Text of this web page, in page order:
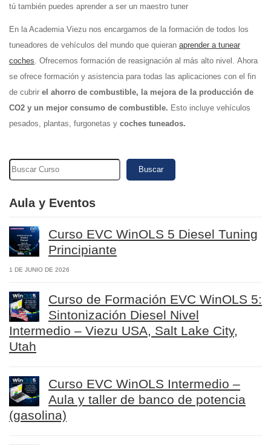
tú también puedes aprender a ser un maestro tuner
En la Academia Viezu nos encargamos de la formación de todos los
tuneadores de vehículos del mundo que quieran aprender a tunear
coches. Ofrecemos formación de reasignación al más alto nivel. Ahora
se ofrece formación y asistencia para todas las aplicaciones con el fin
de cubrir el ahorro de combustible, la mejora de la producción de
CO2 y un mejor consumo de combustible. Esto incluye vehículos
pesados, plantas, furgonetas y coches tuneados.
Buscar
Aula y Eventos
Curso EVC WinOLS 5 Diesel Tuning
Principiante
1 DE JUNIO DE 2026
Curso de Formación EVC WinOLS 5:
Sintonización Diesel Nivel
Intermedio – Viezu USA, Salt Lake City,
Utah
Curso EVC WinOLS Intermedio –
Aula y taller de banco de potencia
(gasolina)